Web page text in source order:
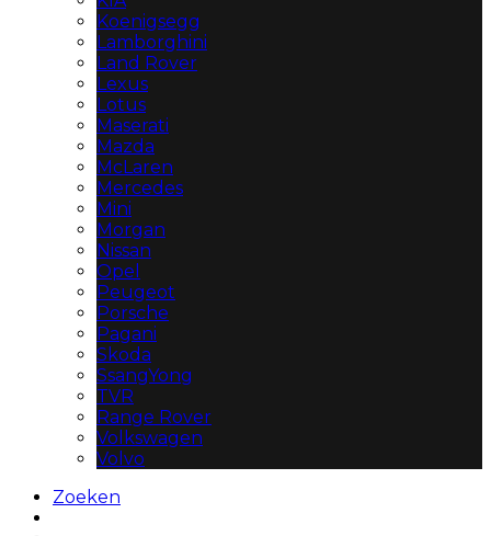
Koenigsegg
Lamborghini
Land Rover
Lexus
Lotus
Maserati
Mazda
McLaren
Mercedes
Mini
Morgan
Nissan
Opel
Peugeot
Porsche
Pagani
Skoda
SsangYong
TVR
Range Rover
Volkswagen
Volvo
Zoeken